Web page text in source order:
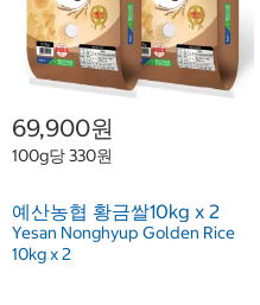
69,900원
100g당 330원
예산농협 황금쌀10kg x 2
Yesan Nonghyup Golden Rice
10kg x 2